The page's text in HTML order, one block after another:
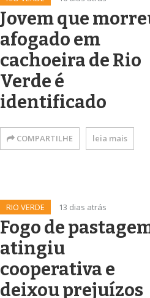
Jovem que
afogado em
cachoeira de Rio
Verde é
identificado
COMPARTILHE leia mais
RIO VERDE 13 dias atrás
Fogo de
atingiu
cooperativa e
deixou prejuízos